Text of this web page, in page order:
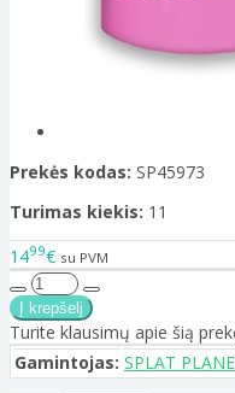
Prekės kodas: SP45973
Turimas kiekis: 11
1499€ su PVM
Turite klausimų apie šią
Gamintojas: SPLAT